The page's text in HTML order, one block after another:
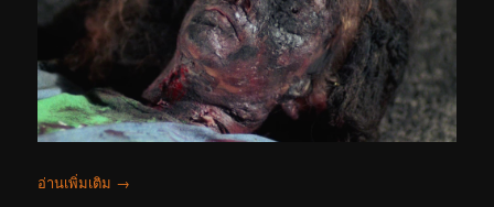
อ่านเพิ่มเติม →